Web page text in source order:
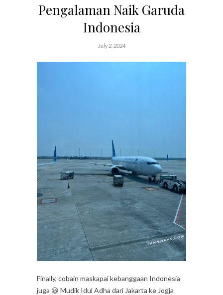
Pengalaman Naik Garuda
Indonesia
July 2, 2024
Finally, cobain maskapai kebanggaan Indonesia
juga 😀 Mudik Idul Adha dari Jakarta ke Jogja